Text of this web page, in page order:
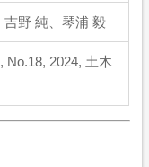
野 純、琴浦 毅
No.18, 2024, 土木